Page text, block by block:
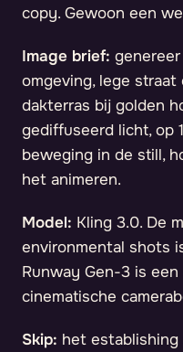
copy. Gewoon een
Image brief:
omgeving, lege
dakterras bij golden
gediffuseerd licht, op
beweging in de still,
het animeren.
Model: Kling 3.0. De
environmental shots
Runway Gen-3 is
cinematische
Skip: het